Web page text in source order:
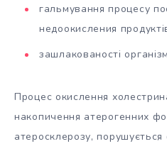
гальмування процесу
недоокисления
зашлакованості
Процес окислення
накопичення атерогенних
атеросклерозу, порушується